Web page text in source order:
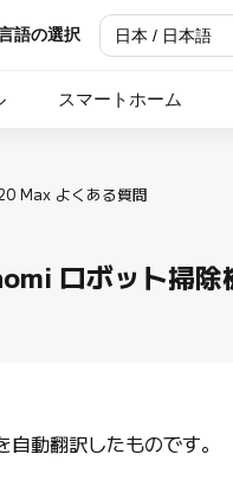
語の選択 日本 / 日本語
スマートホーム
ロボット掃
動翻訳したものです。